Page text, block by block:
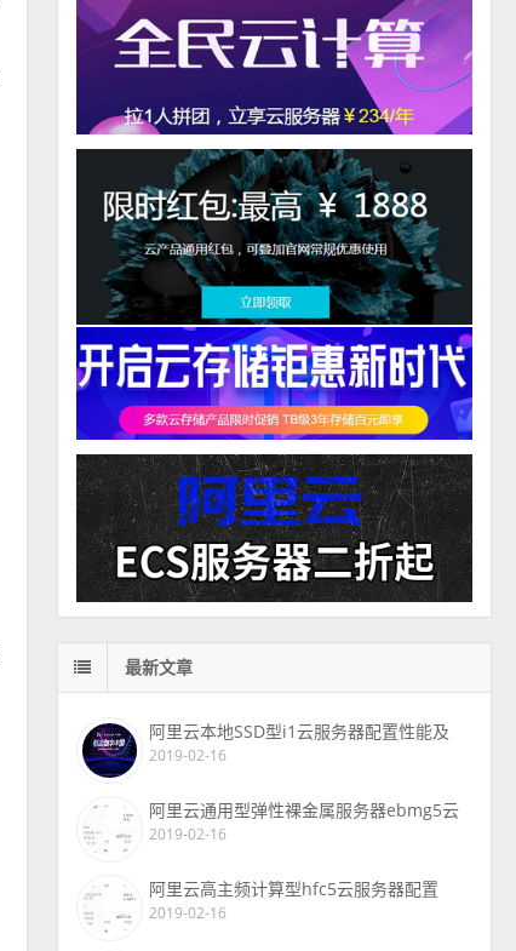
最新文章
阿里云本地SSD型i1云服务器配置性能及
2019-02-16
阿里云通用型弹性裸金属服务器ebmg5云
2019-02-16
阿里云高主频计算型hfc5云服务器配置
2019-02-16